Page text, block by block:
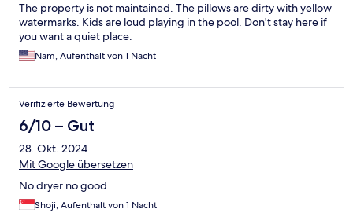
The property is not maintained. The pillows are dirty with yellow
watermarks. Kids are loud playing in the pool. Don't stay here if
you want a quiet place.
Nam, Aufenthalt von 1 Nacht
Verifizierte Bewertung
6/10 – Gut
28. Okt. 2024
Mit Google übersetzen
No dryer no good
Shoji, Aufenthalt von 1 Nacht